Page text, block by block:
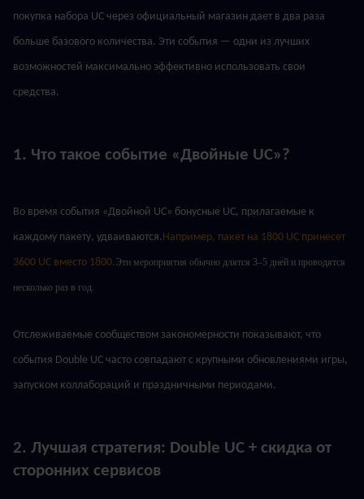
покупка набора UC через официальный магазин дает в два раза
больше базового количества. Эти события — одни из лучших
возможностей максимально эффективно использовать свои
средства.
1. Что такое событие «Двойные UC»?
Во время события «Двойной UC» бонусные UC, прилагаемые к
каждому пакету, удваиваются. Например, пакет на 1800 UC принесет
3600 UC вместо 1800.Эти мероприятия обычно длятся 3–5 дней и проводятся
несколько раз в год.
Отслеживаемые сообществом закономерности показывают, что
события Double UC часто совпадают с крупными обновлениями игры,
запуском коллабораций и праздничными периодами.
2. Лучшая стратегия: Double UC + скидка от
сторонних сервисов